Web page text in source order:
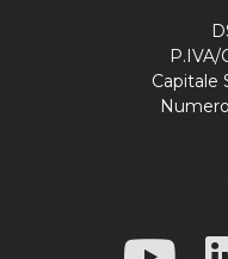
P.IVA/
Capitale